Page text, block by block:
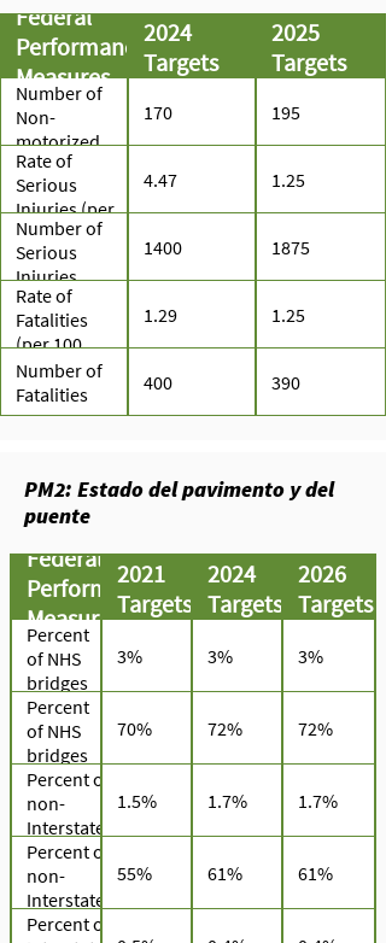
Federal
Performance
Measures
2024
Targets
2025
Targets
Number of
Non-
motorized
Fatalities and
Serious
Injuries
170 195
Rate of
Serious
Injuries (per
100 million
VMT)
4.47 1.25
Number of
Serious
Injuries
1400 1875
Rate of
Fatalities
(per 100
million
vehicle miles
traveled
1.29 1.25
Number of
Fatalities
400 390
PM2: Estado del pavimento y del
puente
Federal
Performance
Measures
2021
Targets
2024
Targets
2026
Targets
Percent
of NHS
bridges
by deck
area
classified
as in
poor
condition
3% 3% 3%
Percent
of NHS
bridges
by deck
area
classified
as in
good
condition
70% 72% 72%
Percent of
non-
Interstate
NHS
pavements
in poor
condition
1.5% 1.7% 1.7%
Percent of
non-
Interstate
National
55% 61% 61%
Percent of